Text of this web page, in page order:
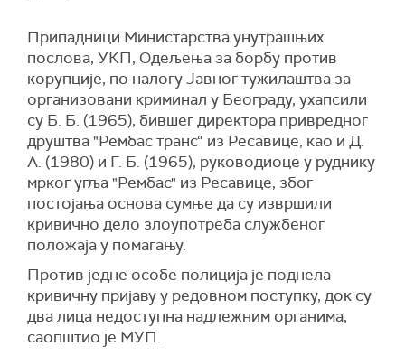
Припадници Министарства унутрашњих
послова, УКП, Одељења за борбу против
корупције, по налогу Јавног тужилаштва за
организовани криминал у Београду, ухапсили
су Б. Б. (1965), бившег директора привредног
друштва "Рембас транс“ из Ресавице, као и Д.
А. (1980) и Г. Б. (1965), руководиоце у руднику
мрког угља "Рембас" из Ресавице, због
постојања основа сумње да су извршили
кривично дело злоупотреба службеног
положаја у помагању.
Против једне особе полиција је поднела
кривичну пријаву у редовном поступку, док су
два лица недоступна надлежним органима,
саопштио је МУП.